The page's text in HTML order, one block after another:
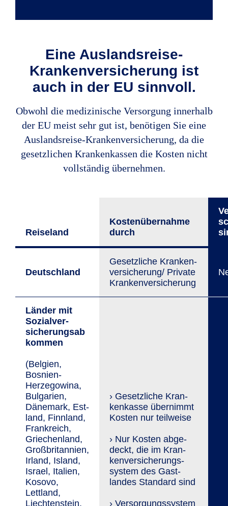
Eine Auslandsreise-
Krankenversicherung ist
auch in der EU sinnvoll.
Obwohl die medizinische Versorgung innerhalb
der EU meist sehr gut ist, benötigen Sie eine
Auslandsreise-Krankenversicherung, da die
gesetzlichen Krankenkassen die Kosten nicht
vollständig übernehmen.
Reiseland
Kostenüber­nahme
durch
Deutschland
Gesetzliche Kranken­
versicherung/ Private
Kranken­versicherung
Länder mit
Sozial­ver­
sicherungsab
kommen
(Belgien,
Bosnien-
Herzegowina,
Bul­gar­ien,
Däne­mark, Est­
land, Finn­land,
Frank­reich,
Griechen­land,
Großbritannien,
Irland, Island,
Israel, Italien,
Kosovo,
Lettland,
Liechtenstein,
› Gesetzliche Kran­
ken­kasse übernimmt
Kosten nur teilweise
› Nur Kosten ab­ge­
deckt, die im Kran­
ken­versi­­che­rungs­
system des Gast­
landes Stan­dard sind
› Versorgungs­system